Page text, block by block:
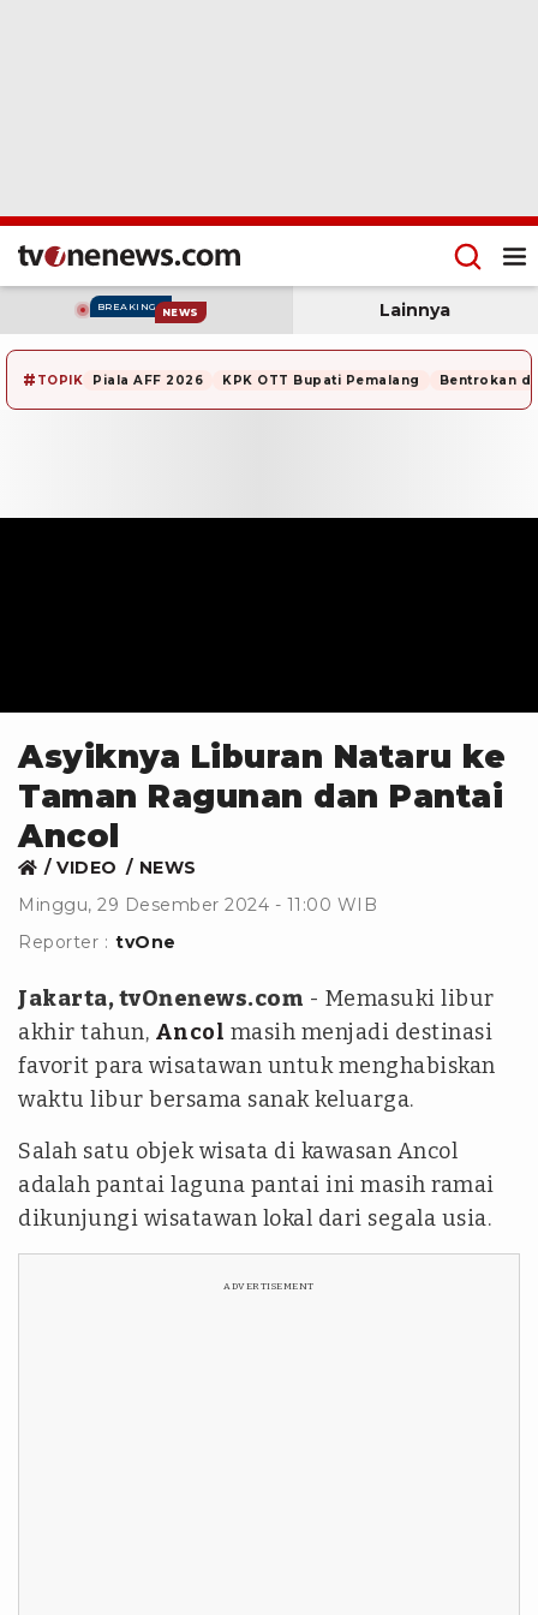
BREAKING NEWS Lainnya
# TOPIK Piala AFF 2026 KPK OTT Bupati Pemalang Bentrokan di
Asyiknya Liburan Nataru ke
Taman Ragunan dan Pantai
Ancol
VIDEO
NEWS
Minggu, 29 Desember 2024 - 11:00 WIB
Reporter : tvOne
Jakarta, tvOnenews.com - Memasuki libur
akhir tahun, Ancol masih menjadi destinasi
favorit para wisatawan untuk menghabiskan
waktu libur bersama sanak keluarga.
Salah satu objek wisata di kawasan Ancol
adalah pantai laguna pantai ini masih ramai
dikunjungi wisatawan lokal dari segala usia.
ADVERTISEMENT